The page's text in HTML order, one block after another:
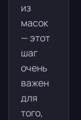
из
масок
— этот
шаг
очень
важен
для
того,